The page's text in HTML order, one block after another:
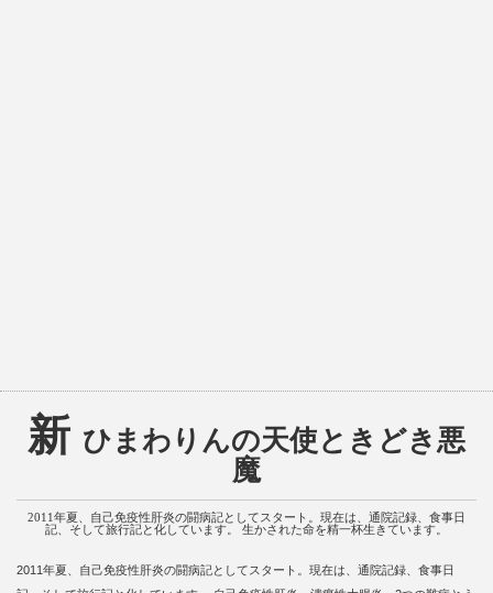
新 ひまわりんの天使ときどき悪
魔
2011年夏、自己免疫性肝炎の闘病記としてスタート。現在は、通院記録、食事日
記、そして旅行記と化しています。 生かされた命を精一杯生きています。
2011年夏、自己免疫性肝炎の闘病記としてスタート。現在は、通院記録、食事日